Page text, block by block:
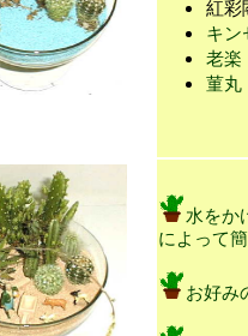
紅彩
キ
老
菫丸
水をか
によって
お好み